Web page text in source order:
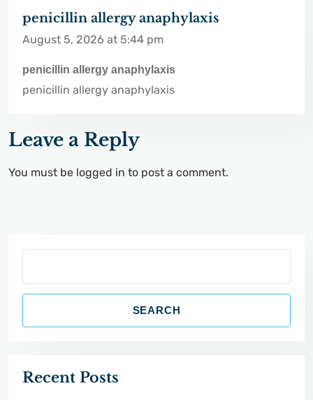
penicillin allergy anaphylaxis
August 5, 2026 at 5:44 pm
penicillin allergy anaphylaxis
penicillin allergy anaphylaxis
Leave a Reply
You must be logged in to post a comment.
a
SEARCH
Recent Posts